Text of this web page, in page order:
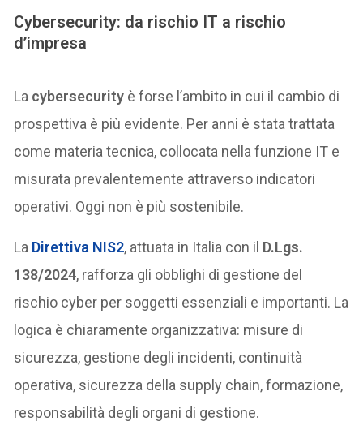
Cybersecurity: da rischio IT a rischio
d’impresa
La cybersecurity è forse l’ambito in cui il cambio di
prospettiva è più evidente. Per anni è stata trattata
come materia tecnica, collocata nella funzione IT e
misurata prevalentemente attraverso indicatori
operativi. Oggi non è più sostenibile.
La Direttiva NIS2, attuata in Italia con il D.Lgs.
138/2024, rafforza gli obblighi di gestione del
rischio cyber per soggetti essenziali e importanti. La
logica è chiaramente organizzativa: misure di
sicurezza, gestione degli incidenti, continuità
operativa, sicurezza della supply chain, formazione,
responsabilità degli organi di gestione.